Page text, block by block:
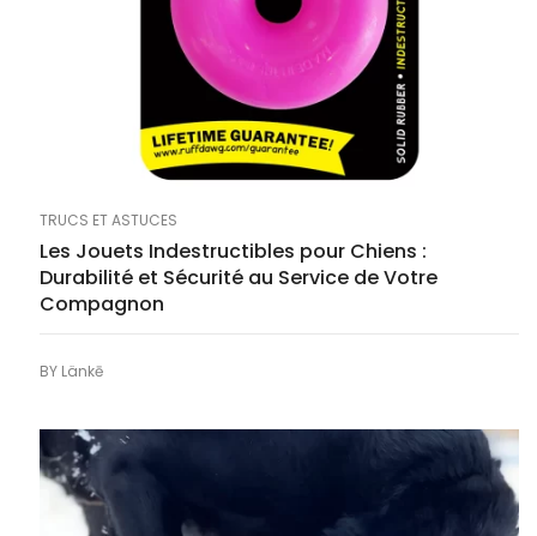
TRUCS ET ASTUCES
Les Jouets Indestructibles pour Chiens :
Durabilité et Sécurité au Service de Votre
Compagnon
BY Länkē